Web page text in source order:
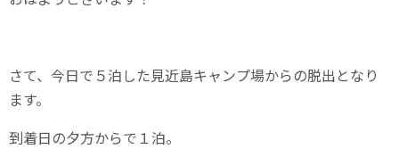
さて、今日で５泊した見近島キャンプ場からの脱出となり
ます。
到着日の夕方からで１泊。